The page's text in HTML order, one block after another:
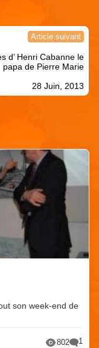
Article suivant
d’ Henri Cabanne le
papa de Pierre Marie
28 Juin, 2013
son week-end de
802 1